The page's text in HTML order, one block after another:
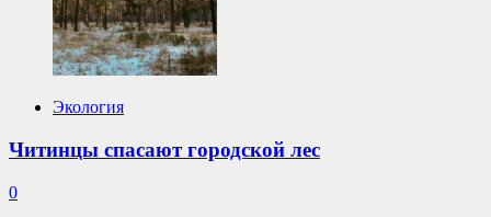
Экология
Читинцы спасают городской лес
0